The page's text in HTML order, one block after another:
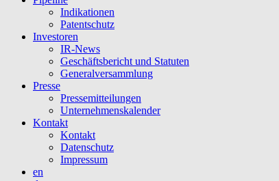
Indikationen
Patentschutz
Investoren
IR-News
Geschäftsbericht und Statuten
Generalversammlung
Presse
Pressemitteilungen
Unternehmenskalender
Kontakt
Kontakt
Datenschutz
Impressum
en